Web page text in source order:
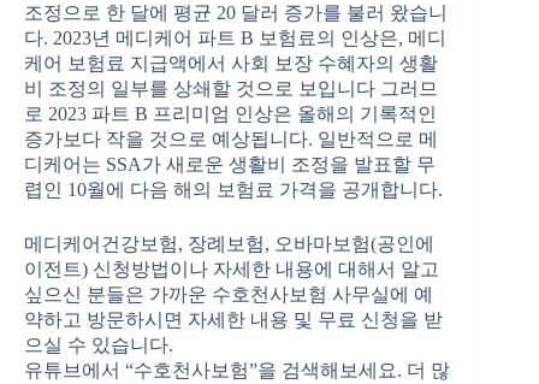
조정으로 한 달에 평균 20 달러 증가를 불러 왔습니
다. 2023년 메디케어 파트 B 보험료의 인상은, 메디
케어 보험료 지급액에서 사회 보장 수혜자의 생활
비 조정의 일부를 상쇄할 것으로 보입니다 그러므
로 2023 파트 B 프리미엄 인상은 올해의 기록적인
증가보다 작을 것으로 예상됩니다. 일반적으로 메
디케어는 SSA가 새로운 생활비 조정을 발표할 무
렵인 10월에 다음 해의 보험료 가격을 공개합니다.
메디케어건강보험, 장례보험, 오바마보험(공인에
이전트) 신청방법이나 자세한 내용에 대해서 알고
싶으신 분들은 가까운 수호천사보험 사무실에 예
약하고 방문하시면 자세한 내용 및 무료 신청을 받
으실 수 있습니다.
유튜브에서 “수호천사보험”을 검색해보세요. 더 많